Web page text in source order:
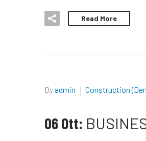
Read More
Byadmin Construction
06 Ott: